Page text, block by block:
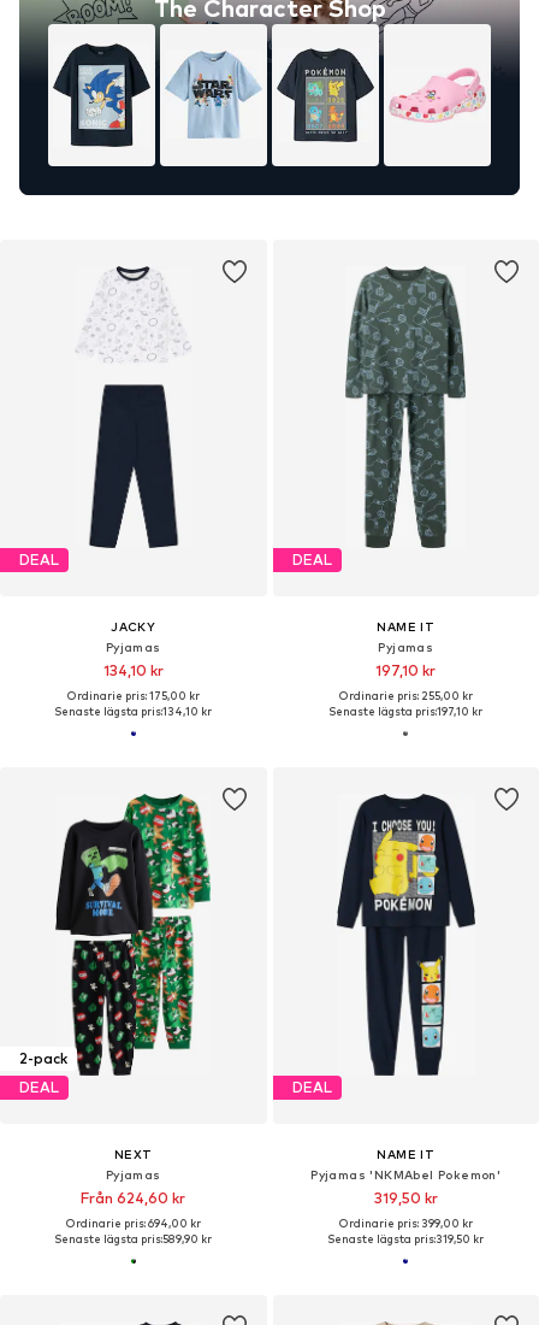
The Character Shop
DEAL
JACKY
Pyjamas
134,10 kr
Ordinarie pris: 175,00 kr
Senaste lägsta pris:134,10 kr
DEAL
NAME IT
Pyjamas
197,10 kr
Ordinarie pris: 255,00 kr
Senaste lägsta pris:197,10 kr
2-pack
DEAL
NEXT
Pyjamas
Från 624,60 kr
Ordinarie pris: 694,00 kr
Senaste lägsta pris:589,90 kr
DEAL
NAME IT
Pyjamas 'NKMAbel Pokemon'
319,50 kr
Ordinarie pris: 399,00 kr
Senaste lägsta pris:319,50 kr